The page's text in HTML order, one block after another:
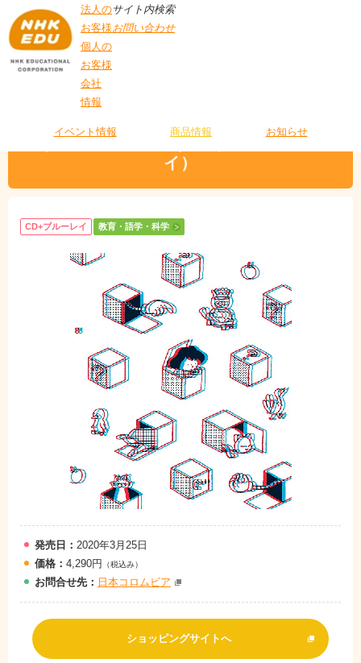
法人の
お客様
個人の
お客様
会社
情報
サイト内検索
お問い合わせ
イベント情報 商品情報 お知らせ
イ）
CD+ブルーレイ 教育・語学・科学
発売日： 2020年3月25日
価格： 4,290円 （税込み）
お問合せ先： 日本コロムビア
ショッピングサイトへ